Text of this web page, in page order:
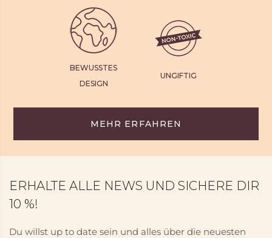
BEWUSSTES
DESIGN
UNGIFTIG
MEHR ERFAHREN
ERHALTE ALLE NEWS UND SICHERE DIR
10 %!
Du willst up to date sein und alles über die neuesten